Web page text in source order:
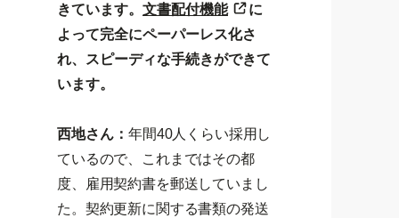
きています。 文書配付機能
に
よって完全にペーパーレス化さ
れ、スピーディな手続きができて
います。
西地さん： 年間40人くらい採用し
ているので、これまではその都
度、雇用契約書を郵送していまし
た。契約更新に関する書類の発送